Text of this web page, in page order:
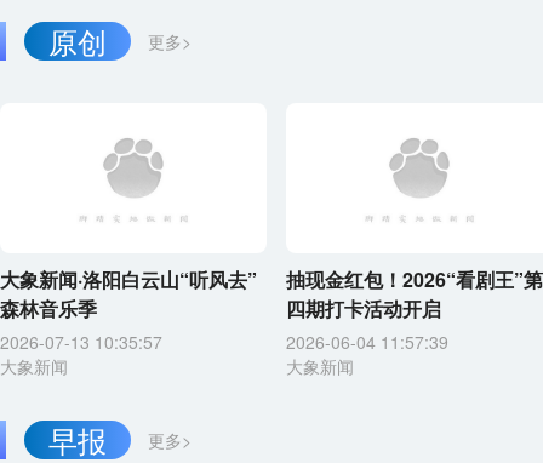
更多>
原创
大象新闻·洛阳白云山“听风去”
森林音乐季
2026-07-13 10:35:57
大象新闻
抽现金红包！2026“看剧王”第
四期打卡活动开启
2026-06-04 11:57:39
大象新闻
更多>
早报